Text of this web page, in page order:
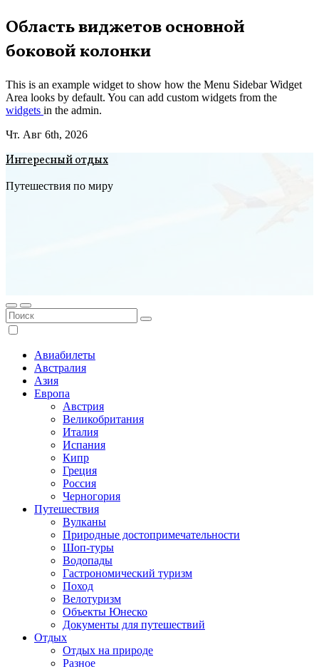
Перейти
к
содержимому
Область виджетов основной
боковой колонки
This is an example widget to show how the Menu Sidebar Widget
Area looks by default. You can add custom widgets from the
widgets in the admin.
Чт. Авг 6th, 2026
Интересный отдых
Путешествия по миру
Авиабилеты
Австралия
Азия
Европа
Австрия
Великобритания
Италия
Испания
Кипр
Греция
Россия
Черногория
Путешествия
Вулканы
Природные достопримечательности
Шоп-туры
Водопады
Гастрономический туризм
Поход
Велотуризм
Объекты Юнеско
Документы для путешествий
Отдых
Отдых на природе
Разное